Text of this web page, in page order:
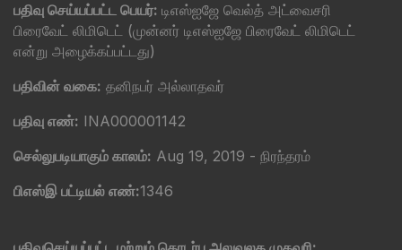
பதிவு செய்யப்பட்ட பெயர்: டிஎஸ்ஐஜே வெல்த் அட்வைசரி
பிரைவேட் லிமிடெட் (முன்னர் டிஎஸ்ஐஜே பிரைவேட் லிமிடெட்
என்று அழைக்கப்பட்டது)
பதிவின் வகை: தனிநபர் அல்லாதவர்
பதிவு எண்: INA000001142
செல்லுபடியாகும் காலம்: Aug 19, 2019 - நிரந்தரம்
பிஎஸ்இ பட்டியல் எண்:1346